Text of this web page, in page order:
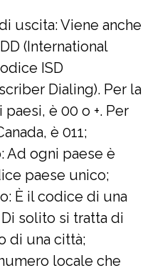
uscita: Viene anche
(International
ISD
Dialing). Per la
è 00 o +. Per
è 011;
ogni paese è
paese unico;
È il codice di una
solito si tratta di
di una città;
locale che